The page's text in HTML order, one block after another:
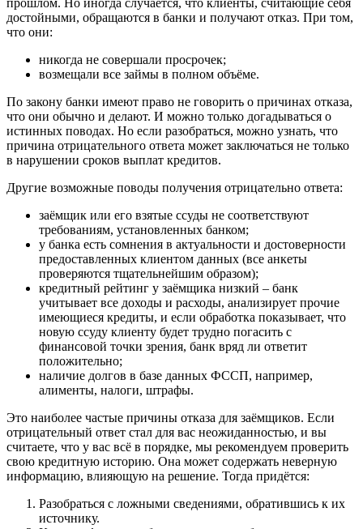
прошлом. Но иногда случается, что клиенты, считающие себя
достойными, обращаются в банки и получают отказ. При том,
что они:
никогда не совершали просрочек;
возмещали все займы в полном объёме.
По закону банки имеют право не говорить о причинах отказа,
что они обычно и делают. И можно только догадываться о
истинных поводах. Но если разобраться, можно узнать, что
причина отрицательного ответа может заключаться не только
в нарушении сроков выплат кредитов.
Другие возможные поводы получения отрицательно ответа:
заёмщик или его взятые ссуды не соответствуют
требованиям, установленных банком;
у банка есть сомнения в актуальности и достоверности
предоставленных клиентом данных (все анкеты
проверяются тщательнейшим образом);
кредитный рейтинг у заёмщика низкий – банк
учитывает все доходы и расходы, анализирует прочие
имеющиеся кредиты, и если обработка показывает, что
новую ссуду клиенту будет трудно погасить с
финансовой точки зрения, банк вряд ли ответит
положительно;
наличие долгов в базе данных ФССП, например,
алименты, налоги, штрафы.
Это наиболее частые причины отказа для заёмщиков. Если
отрицательный ответ стал для вас неожиданностью, и вы
считаете, что у вас всё в порядке, мы рекомендуем проверить
свою кредитную историю. Она может содержать неверную
информацию, влияющую на решение. Тогда придётся:
Разобраться с ложными сведениями, обратившись к их
источнику.